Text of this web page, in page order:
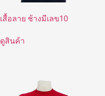
เสื้อลาย ช้างมีเลข10
ดูสินค้า